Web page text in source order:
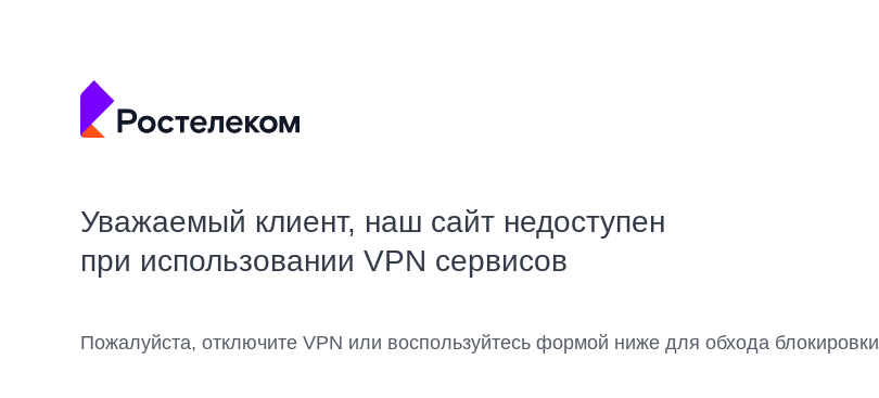
Уважаемый клиент, наш сайт недоступен
при использовании VPN сервисов
Пожалуйста, отключите VPN или воспользуйтесь формой ниже для обхода блокировки